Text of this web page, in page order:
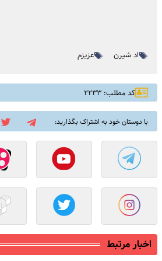
اد شیرن عزیزم
کد مطلب: ۲۲۳۳
با دوستان خود به اشتراک بگذارید:
اخبار مرتبط